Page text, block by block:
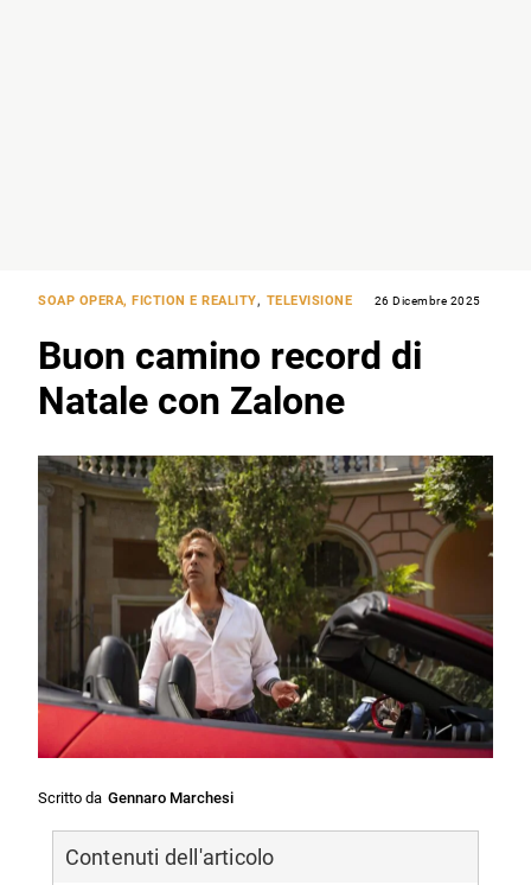
SOAP OPERA, FICTION E REALITY, TELEVISIONE 26 Dicembre 2025
Buon camino record di
Natale con Zalone
Scritto da Gennaro Marchesi
Contenuti dell'articolo